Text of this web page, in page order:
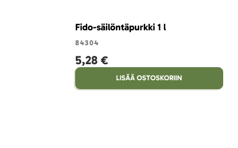
Fido-säilöntäpurkki 1 l
84304
5,28 €
LISÄÄ OSTOSKORIIN